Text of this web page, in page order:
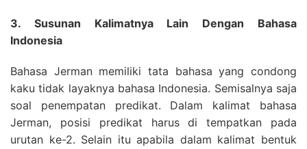
3. Susunan Kalimatnya Lain Dengan Bahasa
Indonesia
Bahasa Jerman memiliki tata bahasa yang condong
kaku tidak layaknya bahasa Indonesia. Semisalnya saja
soal penempatan predikat. Dalam kalimat bahasa
Jerman, posisi predikat harus di tempatkan pada
urutan ke-2. Selain itu apabila dalam kalimat bentuk